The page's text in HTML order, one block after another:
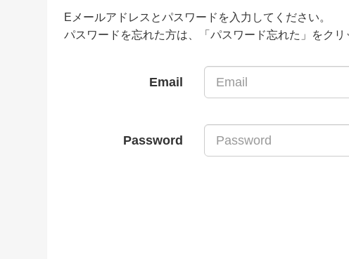
Eメールアドレスとパスワードを入力してください。
パスワードを忘れた方は、「パスワード忘れた」をクリ
Email
Password